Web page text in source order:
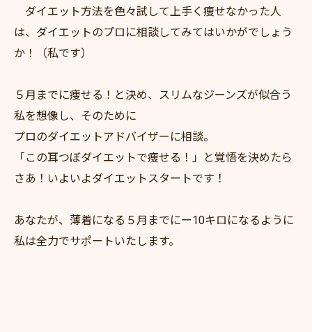
ダイエット方法を色々試して上手く痩せなかった人
は、ダイエットのプロに相談してみてはいかがでしょう
か！（私です）
５月までに痩せる！と決め、スリムなジーンズが似合う
私を想像し、そのために
プロのダイエットアドバイザーに相談。
「この耳つぼダイエットで痩せる！」と覚悟を決めたら
さあ！いよいよダイエットスタートです！
あなたが、薄着になる５月までにー10キロになるように
私は全力でサポートいたします。